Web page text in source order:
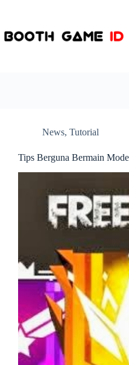
News, Tutorial
Tips Berguna Bermain